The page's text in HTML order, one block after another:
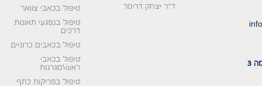
3
ד"ר יצחק דרימר
טיפול בכאבי צוואר
טיפול בנפגעי תאונות
דרכים
טיפול בכאבים כרוניים
טיפול בכאבי
ראש\מגרנות
טיפול בפריקות כתף